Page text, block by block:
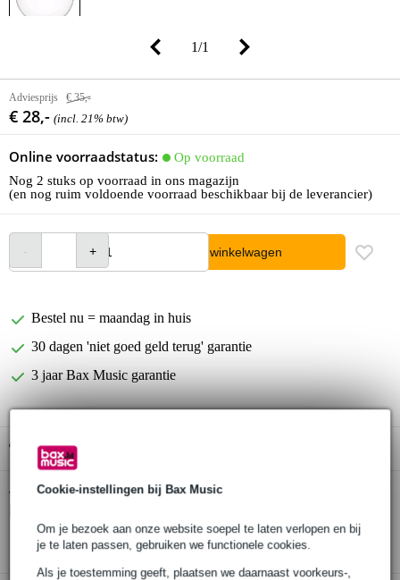
Cookie-instellingen bij Bax Music
Om je bezoek aan onze website soepel te laten verlopen en bij
je te laten passen, gebruiken we functionele cookies.
Als je toestemming geeft, plaatsen we daarnaast voorkeurs-,
1/1
Adviesprijs € 35,-
€ 28,- (incl. 21% btw)
Online voorraadstatus:
Op voorraad
Nog 2 stuks op voorraad in ons magazijn
(en nog ruim voldoende voorraad beschikbaar bij de leverancier)
In winkelwagen
Bestel nu = maandag in huis
30 dagen 'niet goed geld terug' garantie
3 jaar Bax Music garantie
Gratis ophalen in de winkel
Twijfel je of deBoston 9222B-C1 Professional Clear
Start de check